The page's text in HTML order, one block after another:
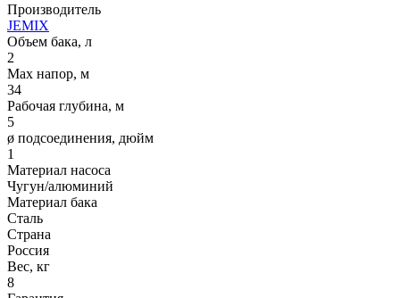
Производитель
JEMIX
Объем бака, л
2
Max напор, м
34
Рабочая глубина, м
5
ø подсоединения, дюйм
1
Материал насоса
Чугун/алюминий
Материал бака
Сталь
Страна
Россия
Вес, кг
8